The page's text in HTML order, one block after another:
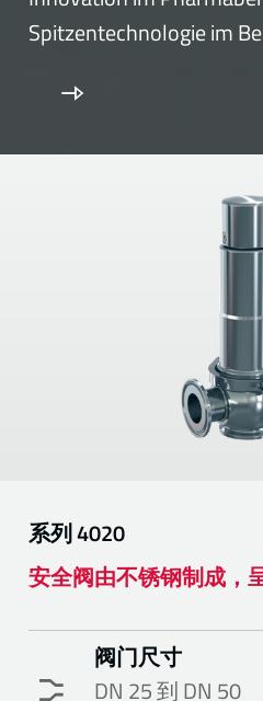
Spitzentechnologie im
系列4020
安全阀由不锈钢制成，
阀门尺寸
DN 25 到 DN 50